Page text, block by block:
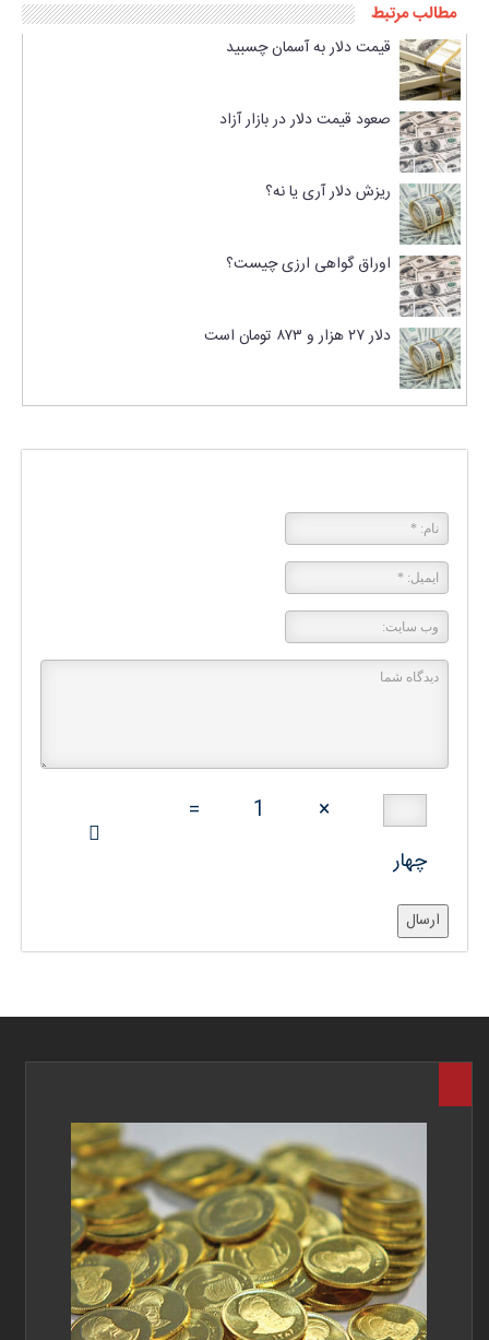
مطالب مرتبط
قیمت دلار به آسمان چسبید
صعود قیمت دلار در بازار آزاد
ریزش دلار آری یا نه؟
اوراق گواهی ارزی چیست؟
دلار ۲۷ هزار و ۸۷۳ تومان است
×
1
=
چهار
ارسال